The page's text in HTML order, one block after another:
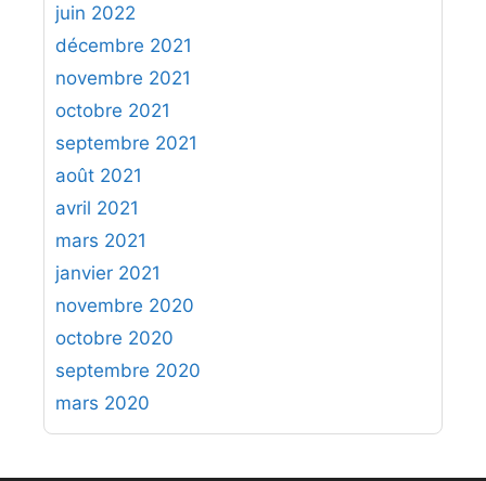
juin 2022
décembre 2021
novembre 2021
octobre 2021
septembre 2021
août 2021
avril 2021
mars 2021
janvier 2021
novembre 2020
octobre 2020
septembre 2020
mars 2020